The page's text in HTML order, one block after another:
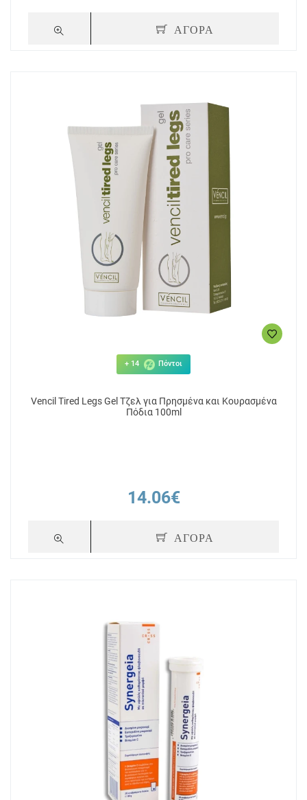
ΑΓΟΡΑ
+ 14 Πόντοι
Vencil Tired Legs Gel Τζελ για Πρησμένα και Κουρασμένα
Πόδια 100ml
14.06€
ΑΓΟΡΑ